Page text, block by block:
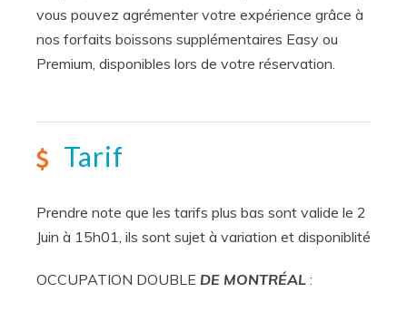
vous pouvez agrémenter votre expérience grâce à
nos forfaits boissons supplémentaires Easy ou
Premium, disponibles lors de votre réservation.
Tarif
Prendre note que les tarifs plus bas sont valide le 2
Juin à 15h01, ils sont sujet à variation et disponiblité
OCCUPATION DOUBLE DE MONTRÉAL :